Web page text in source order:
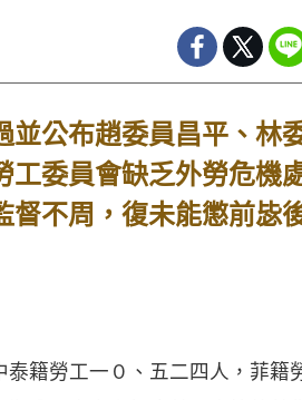
公布趙委員昌平、林
工委員會缺乏外勞危機
督不周，復未能懲前毖
籍勞工一０、五二四人，菲籍